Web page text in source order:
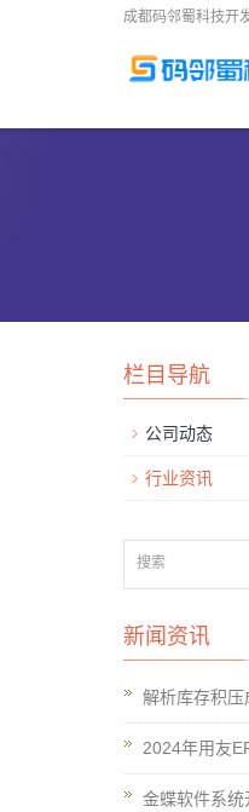
成都码邻蜀科技开
栏目导航
公司动态
行业资讯
新闻资讯
金蝶软件系统